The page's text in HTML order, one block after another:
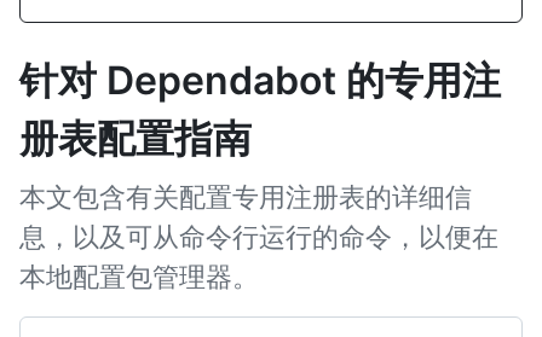
针对 Dependabot 的专用注
册表配置指南
本文包含有关配置专用注册表的详细信
息，以及可从命令行运行的命令，以便在
本地配置包管理器。